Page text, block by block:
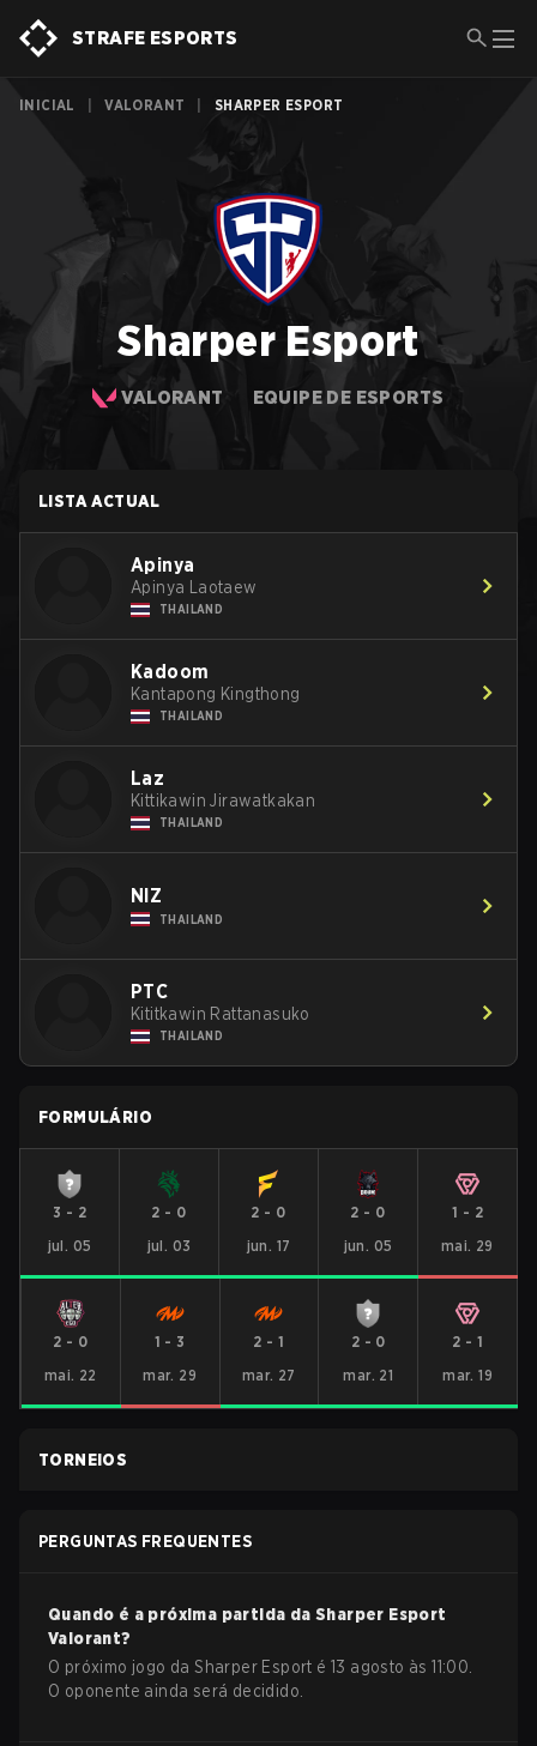
STRAFE ESPORTS
INICIAL VALORANT SHARPER ESPORT
Sharper Esport
VALORANT EQUIPE DE ESPORTS
LISTA ACTUAL
Apinya
Apinya Laotaew
THAILAND
Kadoom
Kantapong Kingthong
THAILAND
Laz
Kittikawin Jirawatkakan
THAILAND
NIZ
THAILAND
PTC
Kititkawin Rattanasuko
THAILAND
FORMULÁRIO
3 - 2
jul. 05
2 - 0
jul. 03
2 - 0
jun. 17
2 - 0
jun. 05
1 - 2
mai. 29
2 - 0
mai. 22
1 - 3
mar. 29
2 -1
mar. 27
2 - 0
mar. 21
2 - 1
mar. 19
TORNEIOS
PERGUNTAS FREQUENTES
Quando é a próxima partida da Sharper Esport
Valorant?
O próximo jogo da Sharper Esport é 13 agosto às 11:00.
O oponente ainda será decidido.